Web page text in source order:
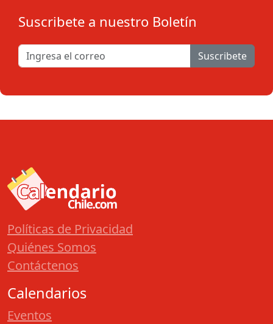
Suscribete a nuestro Boletín
Suscribete
Políticas de Privacidad
Quiénes Somos
Contáctenos
Calendarios
Eventos